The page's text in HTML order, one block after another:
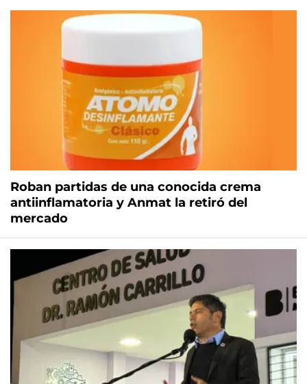
Roban partidas de una conocida crema
antiinflamatoria y Anmat la retiró del
mercado